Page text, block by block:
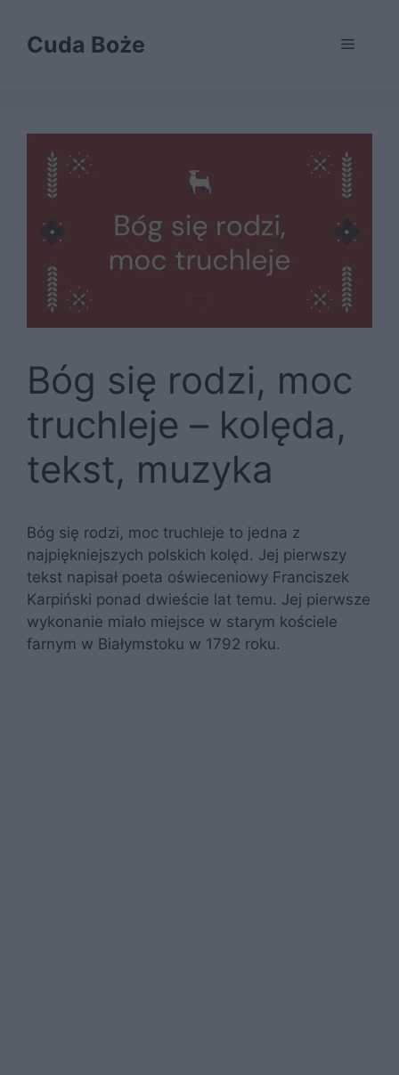
treściCuda Boże Menu
Bóg się rodzi, moc
truchleje – kolęda,
tekst, muzyka
Bóg się rodzi, moc truchleje to jedna z
najpiękniejszych polskich kolęd. Jej pierwszy
tekst napisał poeta oświeceniowy Franciszek
Karpiński ponad dwieście lat temu. Jej pierwsze
wykonanie miało miejsce w starym kościele
farnym w Białymstoku w 1792 roku.